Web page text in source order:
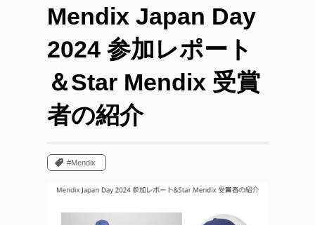
Mendix Japan Day
2024 参加レポート
＆Star Mendix 受賞
者の紹介
#Mendix